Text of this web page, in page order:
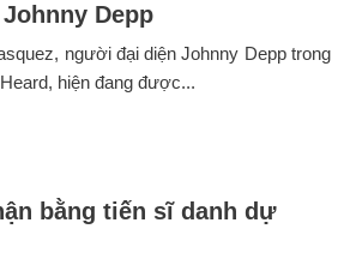
Depp
người đại diện Johnny Depp trong
hiện đang được...
bằng tiến sĩ danh dự